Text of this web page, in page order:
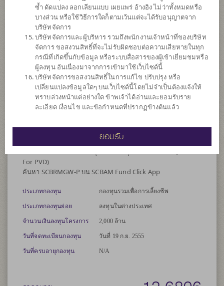
ขึ้นอยู่กับดุลยพินิจของผู้จัดการกองทุน กองทุนอาจลงทุนใน
หน่วยลงทุนของกองทุนรวม หรือกองทุนรวมโครงสร้างพื้นฐาน
(Infra) ซึ่งอยู่ภายใต้การจัดการของบริษัทจัดการในสัดส่วนไม่
เกิน 100% ของ NAV
กองทุนอาจลงทุนในสัญญาซื้อขายล่วงหน้า (Derivatives) เพื่อ
เพิ่มประสิทธิภาพการบริหารการลงทุน (Efficient portfolio
management) และ/หรือการบริหารความเสี่ยง โดยป้องกัน
ความเสี่ยงจากอัตราแลกเปลี่ยนของหลักทรัพย์หรือทรัพย์สินใน
สกุลเงินต่างประเทศที่กองทุนถืออยู่เทียบกับสกุลเงินบาท ณ ขณะ
ใดขณะหนึ่ง ระหว่างร้อยละ 95 ถึงร้อยละ 105 ของมูลค่าความ
เสี่ยงที่มีอยู่
คู่มือการลงทุนของกองทุน RMF ก่อนตัดสินใจลงทุน**
For PVD)
ค้นหา SCBRMGW-P บน SCBAM Fund Click App
ประเภทกองทุน กองทุนรวมเพื่อการเลี้ยงชีพ
ประเภทกองทุนย่อย ลงทุนในต่างประเทศ
จำนวนเงินลงทุนโครงการ 2,000 ล้าน
วันที่จดทะเบียนกองทุน วันที่ 19 ก.ย. 2555
วันที่ครบอายุกองทุน N/A
ซ้ำ ดัดแปลง ลอกเลียนแบบ เผยแพร่ อ้างอิง ไม่ว่าทั้งหมดหรือ
บางส่วน หรือใช้วิธีการใดก็ตามเว้นแต่จะได้รับอนุญาตจาก
บริษัทจัดการ
บริษัทจัดการและผู้บริหาร รวมถึงพนักงานเจ้าหน้าที่ของบริษัท
จัดการ ขอสงวนสิทธิ์ที่จะไม่รับผิดชอบต่อความเสียหายในทุก
กรณีที่เกิดขึ้นกับข้อมูล หรือระบบสื่อสารของผู้เข้าเยี่ยมชมหรือ
ผู้ลงทุน อันเนื่องมาจากการเข้ามาใช้เว็บไซด์นี้
บริษัทจัดการขอสงวนสิทธิ์ในการแก้ไข ปรับปรุง หรือ
เปลี่ยนแปลงข้อมูลใดๆ บนเว็บไซด์นี้โดยไม่จำเป็นต้องแจ้งให้
ทราบล่วงหน้าแต่อย่างใด ข้าพเจ้าได้อ่านและยอมรับราย
ละเอียด เงื่อนไข และข้อกำหนดที่ปรากฏข้างต้นแล้ว
ยอมรับ